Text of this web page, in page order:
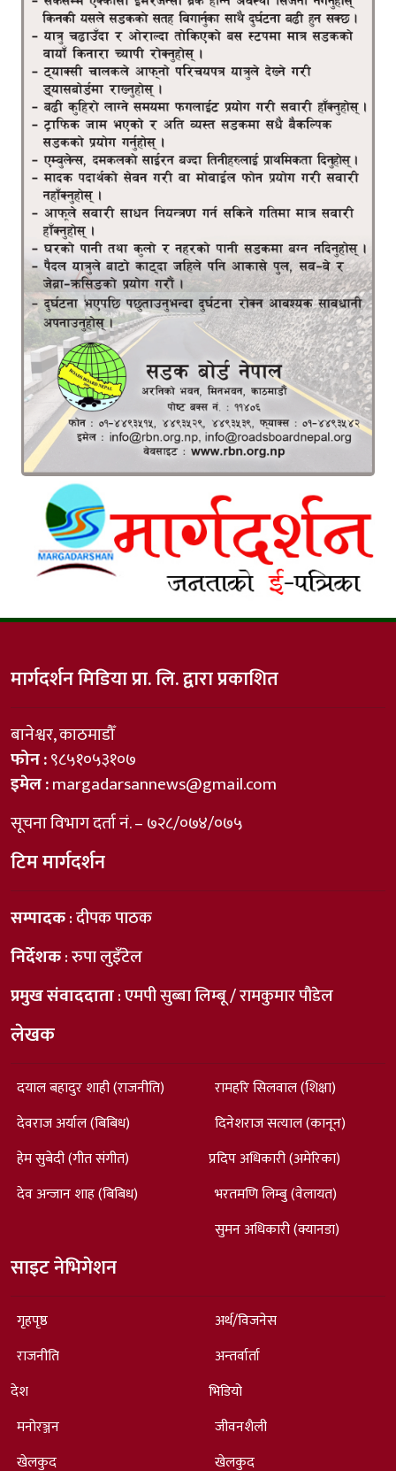
मार्गदर्शन मिडिया प्रा. लि. द्वारा प्रकाशित
बानेश्वर, काठमाडौँ
फोन :९८५१०५३१०७
इमेल :margadarsannews@gmail.com
सूचना विभाग दर्ता नं. – ७२८/०७४/०७५
टिम मार्गदर्शन
सम्पादक: दीपक पाठक
निर्देशक: रुपा लुइँटेल
प्रमुख संवाददाता: एमपी सुब्बा लिम्बू / रामकुमार पौडेल
लेखक
दयाल बहादुर शाही (राजनीति)
देवराज अर्याल (बिबिध)
हेम सुबेदी (गीत संगीत)
देव अन्जान शाह (बिबिध)
रामहरि सिलवाल (शिक्षा)
दिनेशराज सत्याल (कानून)
प्रदिप अधिकारी (अमेरिका)
भरतमणि लिम्बु (वेलायत)
सुमन अधिकारी (क्यानडा)
साइट नेभिगेशन
गृहपृष्ठ
राजनीति
देश
मनोरञ्जन
खेलकुद
अर्थ/विजनेस
अन्तर्वार्ता
भिडियो
जीवनशैली
खेलकुद